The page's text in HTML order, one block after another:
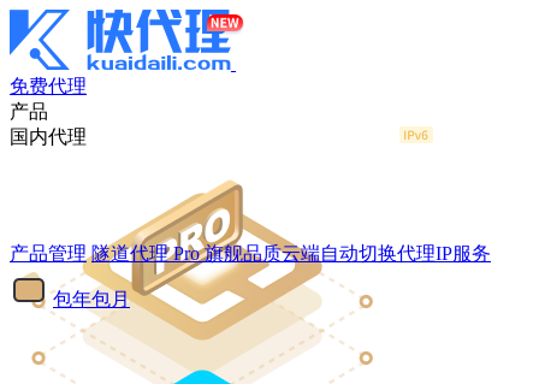
免费代理
产品
国内代理
产品管理 隧道代理Pro 旗舰品质云端自动切换代理IP服务
包年包月